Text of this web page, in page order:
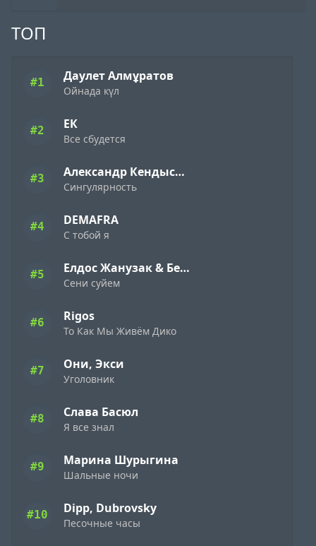
ТОП
#1 Даулет Алмұратов
Ойнада күл
#2 ЕК
Все сбудется
#3 Александр Кендысь & W.J.Rec
Сингулярность
#4 DEMAFRA
С тобой я
#5 Елдос Жанузак & Бейбарыс Садык
Сени суйем
#6 Rigos
То Как Мы Живём Дико
#7 Они, Экси
Уголовник
#8 Слава Басюл
Я все знал
#9 Марина Шурыгина
Шальные ночи
#10 Dipp, Dubrovsky
Песочные часы